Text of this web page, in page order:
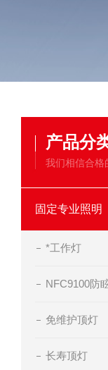
产品分
我们相信合格
固定专业照明
*工作灯
NFC9100防
免维护顶灯
长寿顶灯